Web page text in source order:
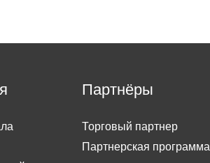
Партнёры
Торговый партнер
Партнерская программа